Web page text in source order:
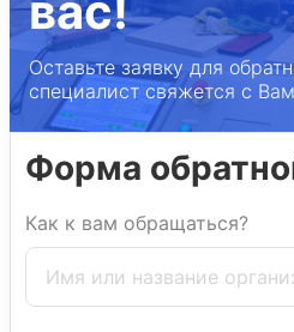
Оставьте заявку для
специалист свяжется с
Форма
Как к вам обращаться?